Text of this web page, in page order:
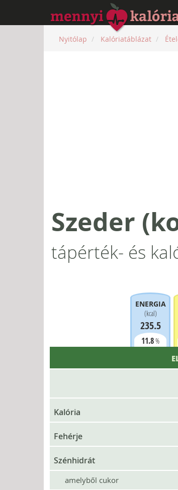
Nyitólap Kalóriatáblázat
Szeder
tápérték- és
ENERGIA
(kcal)
235.5
11.8%
Kalória
Fehérje
Szénhidrát
amelyből cukor